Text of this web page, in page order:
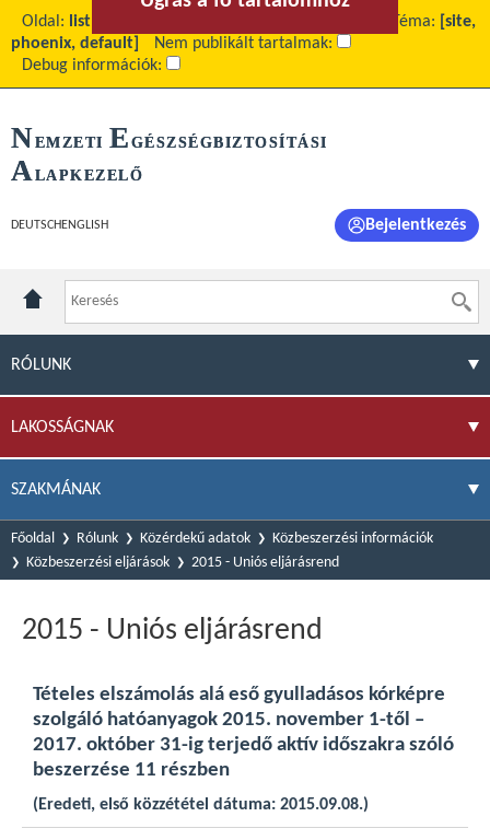
Oldal: list Téma:
[site,
phoenix, default]
Nem publikált tartalmak:
Debug információk:
NEMZETI E GÉSZSÉGBIZTOSÍTÁSI
ALAPKEZELŐ
DEUTSCH ENGLISH Bejelentkezés
RÓLUNK
LAKOSSÁGNAK
SZAKMÁNAK
Főoldal Rólunk Közérdekű adatok
Közbeszerzési információk
Közbeszerzési eljárások
2015 - Uniós eljárásrend
2015 - Uniós eljárásrend
Tételes elszámolás alá eső gyulladásos kórképre
szolgáló hatóanyagok 2015. november 1-től –
2017. október 31-ig terjedő aktív időszakra szóló
beszerzése 11 részben
(Eredeti, első közzététel dátuma: 2015.09.08.)